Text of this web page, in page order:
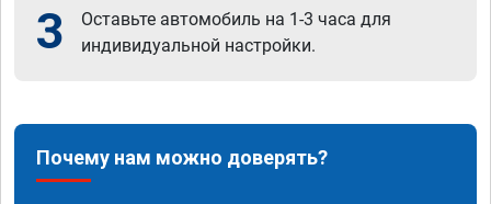
3
Оставьте автомобиль на 1-3 часа для
индивидуальной настройки.
Почему нам можно доверять?